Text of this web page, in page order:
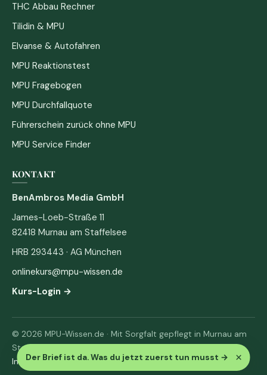
Der Brief ist da. Was du jetzt zuerst tun musst → ×
THC Abbau Rechner
Tilidin & MPU
Elvanse & Autofahren
MPU Reaktionstest
MPU Fragebogen
MPU Durchfallquote
Führerschein zurück ohne MPU
MPU Service Finder
KONTAKT
BenAmbros Media GmbH
James-Loeb-Straße 11
82418 Murnau am Staffelsee
HRB 293443 · AG München
onlinekurs@mpu-wissen.de
Kurs-Login →
© 2026 MPU-Wissen.de · Mit Sorgfalt gepflegt in Murnau am
Staffelsee
Impressum· Datenschutz & AGB